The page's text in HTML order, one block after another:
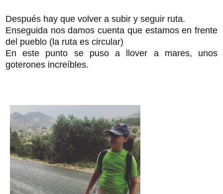
Después hay que volver a subir y seguir ruta.
Enseguida nos damos cuenta que estamos en frente
del pueblo (la ruta es circular)
En este punto se puso a llover a mares, unos
goterones increíbles.